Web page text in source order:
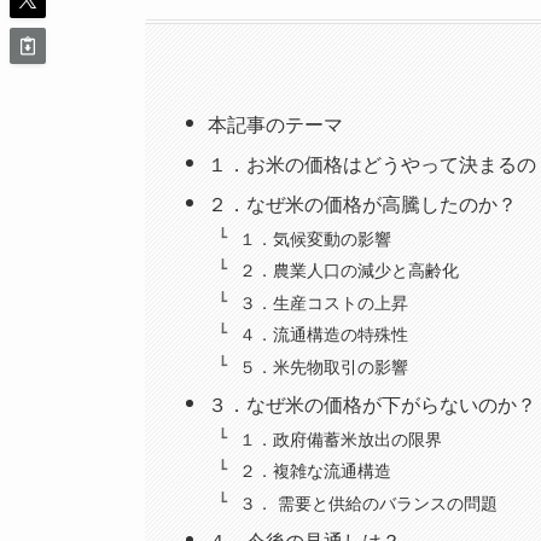
本記事のテーマ
１．お米の価格はどうやって決まる
２．なぜ米の価格が高騰したのか？
１．気候変動の影響
２．農業人口の減少と高齢化
３．生産コストの上昇
４．流通構造の特殊性
５．米先物取引の影響
３．なぜ米の価格が下がらないのか？
１．政府備蓄米放出の限界
２．複雑な流通構造
３． 需要と供給のバランスの問題